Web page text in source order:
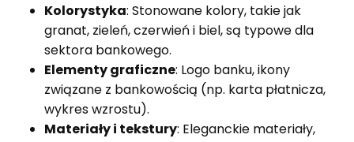
Kolorystyka: Stonowane kolory, takie jak
granat, zieleń, czerwień i biel, są typowe dla
sektora bankowego.
Elementy graficzne: Logo banku, ikony
związane z bankowością (np. karta płatnicza,
wykres wzrostu).
Materiały i tekstury: Eleganckie materiały,